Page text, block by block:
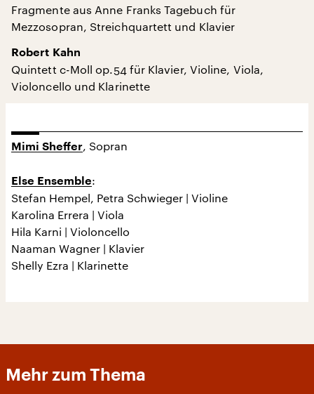
Fragmente aus Anne Franks Tagebuch für
Mezzosopran, Streichquartett und Klavier
Robert Kahn
Quintett c-Moll op.54 für Klavier, Violine, Viola,
Violoncello und Klarinette
Mimi Sheffer, Sopran
Else Ensemble:
Stefan Hempel, Petra Schwieger | Violine
Karolina Errera | Viola
Hila Karni | Violoncello
Naaman Wagner | Klavier
Shelly Ezra | Klarinette
Mehr zum Thema